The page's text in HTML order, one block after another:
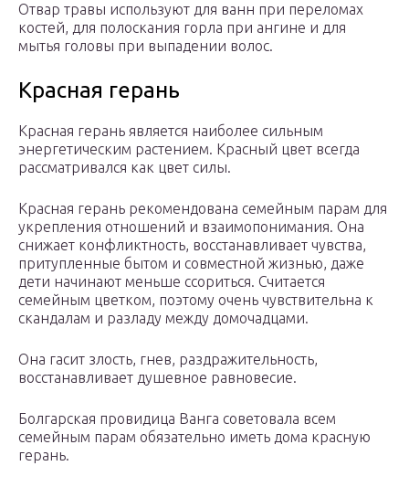
Отвар травы используют для ванн при переломах
костей, для полоскания горла при ангине и для
мытья головы при выпадении волос.
Красная герань
Красная герань является наиболее сильным
энергетическим растением. Красный цвет всегда
рассматривался как цвет силы.
Красная герань рекомендована семейным парам для
укрепления отношений и взаимопонимания. Она
снижает конфликтность, восстанавливает чувства,
притупленные бытом и совместной жизнью, даже
дети начинают меньше ссориться. Считается
семейным цветком, поэтому очень чувствительна к
скандалам и разладу между домочадцами.
Она гасит злость, гнев, раздражительность,
восстанавливает душевное равновесие.
Болгарская провидица Ванга советовала всем
семейным парам обязательно иметь дома красную
герань.